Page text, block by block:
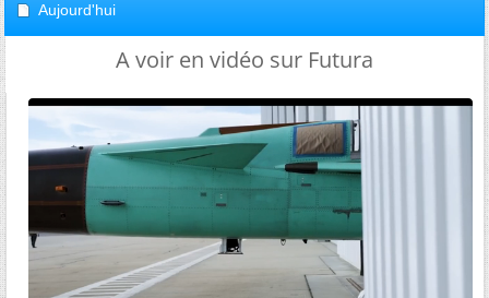
Aujourd'hui
A voir en vidéo sur Futura